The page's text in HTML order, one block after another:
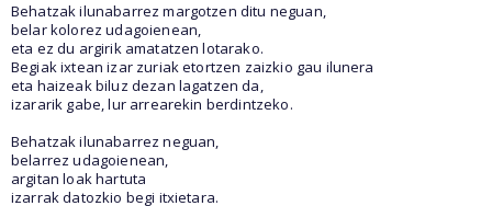
Behatzak ilunabarrez margotzen ditu neguan,
belar kolorez udagoienean,
eta ez du argirik amatatzen lotarako.
Begiak ixtean izar zuriak etortzen zaizkio gau ilunera
eta haizeak biluz dezan lagatzen da,
izararik gabe, lur arrearekin berdintzeko.
Behatzak ilunabarrez neguan,
belarrez udagoienean,
argitan loak hartuta
izarrak datozkio begi itxietara.